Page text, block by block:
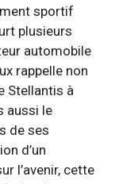
sportif
plusieurs
automobile
rappelle non
Stellantis à
aussi le
de ses
d’un
l’avenir, cette